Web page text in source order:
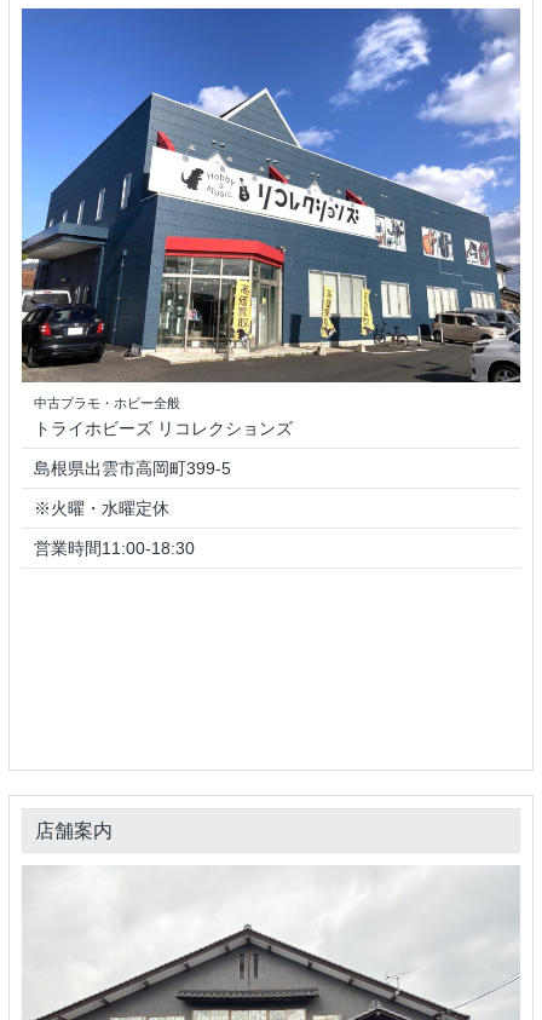
中古プラモ・ホビー全般
トライホビーズ リコレクションズ
島根県出雲市高岡町399-5
※火曜・水曜定休
営業時間11:00-18:30
店舗案内